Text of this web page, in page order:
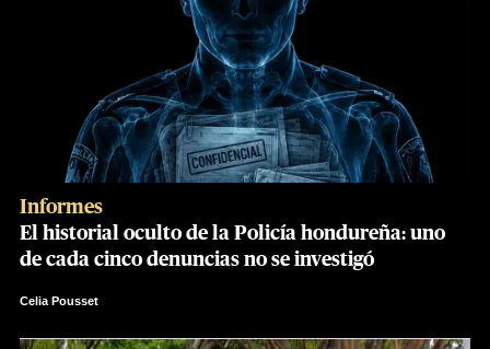
Informes
El historial oculto de la Policía hondureña: uno
de cada cinco denuncias no se investigó
Celia Pousset